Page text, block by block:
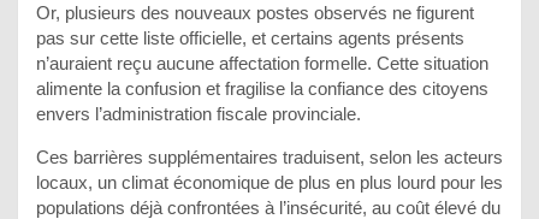
Or, plusieurs des nouveaux postes observés ne figurent
pas sur cette liste officielle, et certains agents présents
n’auraient reçu aucune affectation formelle. Cette situation
alimente la confusion et fragilise la confiance des citoyens
envers l’administration fiscale provinciale.
Ces barrières supplémentaires traduisent, selon les acteurs
locaux, un climat économique de plus en plus lourd pour les
populations déjà confrontées à l’insécurité, au coût élevé du